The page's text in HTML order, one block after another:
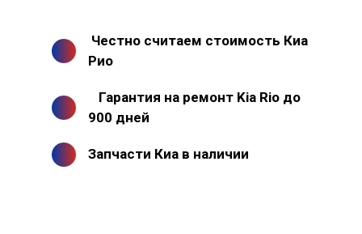
Честно считаем стоимость Киа
Рио
Гарантия на ремонт Kia Rio до
900 дней
Запчасти Киа в наличии